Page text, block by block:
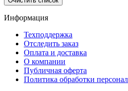
Информация
Техподдержка
Отследить заказ
Оплата и доставка
О компании
Публичная оферта
Политика обработки